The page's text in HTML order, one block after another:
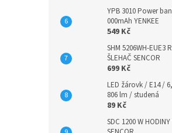
YPB 3010 Power
000mAh YENKEE
549 Kč
SHM 5206WH-EUE3
ŠLEHAČ SENCOR
699 Kč
LED žárovk / E14 /
806 lm / studená
89 Kč
SDC 1200 W HODINY